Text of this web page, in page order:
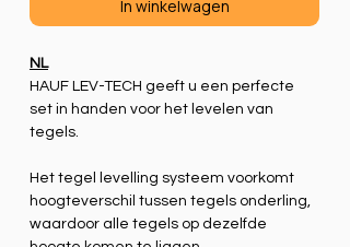
In winkelwagen
NL
HAUF LEV-TECH geeft u een perfecte
set in handen voor het levelen van
tegels.
Het tegel levelling systeem voorkomt
hoogteverschil tussen tegels onderling,
waardoor alle tegels op dezelfde